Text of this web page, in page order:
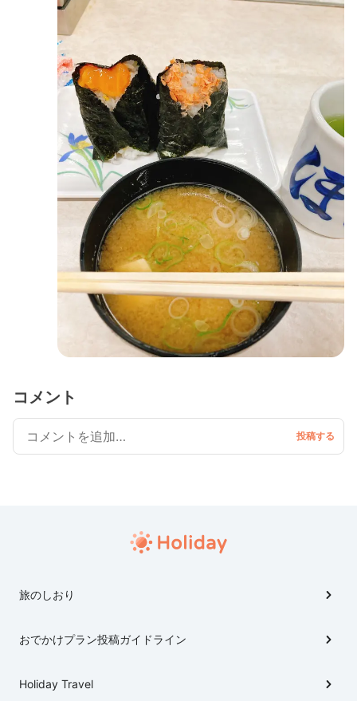
コメント
旅のしおり
おでかけプラン投稿ガイドライン
Holiday Travel